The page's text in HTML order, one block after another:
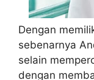
Dengan
sebenarnya
selain
dengan